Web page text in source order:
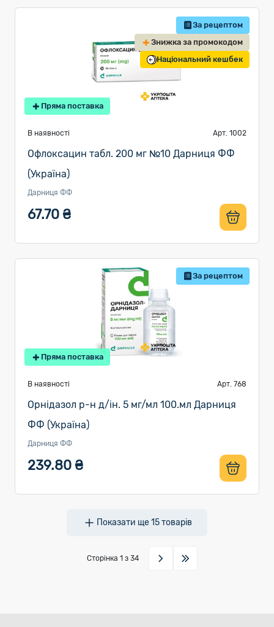
За рецептом
Знижка за промокодом
Національний кешбек
Пряма поставка
В наявності Арт. 1002
Офлоксацин табл. 200 мг №10 Дарниця ФФ
(Україна)
Дарниця ФФ
67.70 ₴
За рецептом
Пряма поставка
В наявності Арт. 768
Орнідазол р-н д/ін. 5 мг/мл 100.мл Дарниця
ФФ (Україна)
Дарниця ФФ
239.80 ₴
Показати ще15товарів
Сторінка 1 з 34